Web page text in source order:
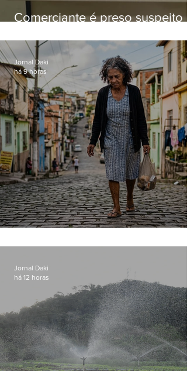
Comerciante é preso suspeito
loja
Jornal Daki
há 9 horas
Jornal Daki
há 12 horas